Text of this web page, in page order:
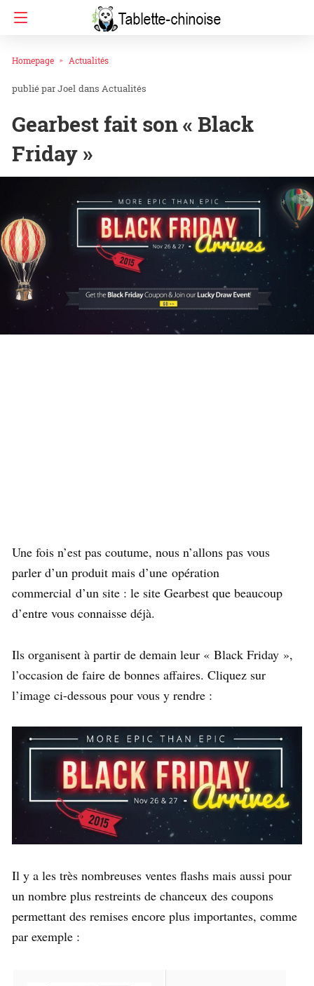
Homepage Actualités
Joel dans Actualités
Gearbest fait son « Black
Friday »
Une fois n’est pas coutume, nous n’allons pas vous
parler d’un produit mais d’une opération
commercial d’un site : le site Gearbest que beaucoup
d’entre vous connaisse déjà.
Ils organisent à partir de demain leur « Black Friday »,
l’occasion de faire de bonnes affaires. Cliquez sur
l’image ci-dessous pour vous y rendre :
Il y a les très nombreuses ventes flashs mais aussi pour
un nombre plus restreints de chanceux des coupons
permettant des remises encore plus importantes, comme
par exemple :